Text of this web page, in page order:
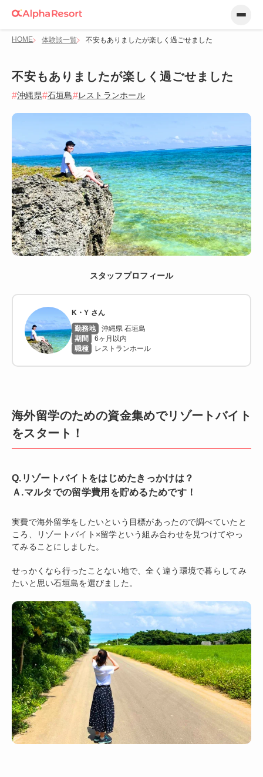
HOME 体験談一覧 不安もありましたが楽しく過ごせました
不安もありましたが楽しく過ごせました
沖縄県 石垣島 レストランホール
スタッフプロフィール
K・Y さん
沖縄県 石垣島
6ヶ月以内
レストランホール
海外留学のための資金集めでリゾートバイト
をスタート！
Q.リゾートバイトをはじめたきっかけは？
Ａ.マルタでの留学費用を貯めるためです！
実費で海外留学をしたいという目標があったので調べていたと
ころ、リゾートバイト×留学という組み合わせを見つけてやっ
てみることにしました。
せっかくなら行ったことない地で、全く違う環境で暮らしてみ
たいと思い石垣島を選びました。